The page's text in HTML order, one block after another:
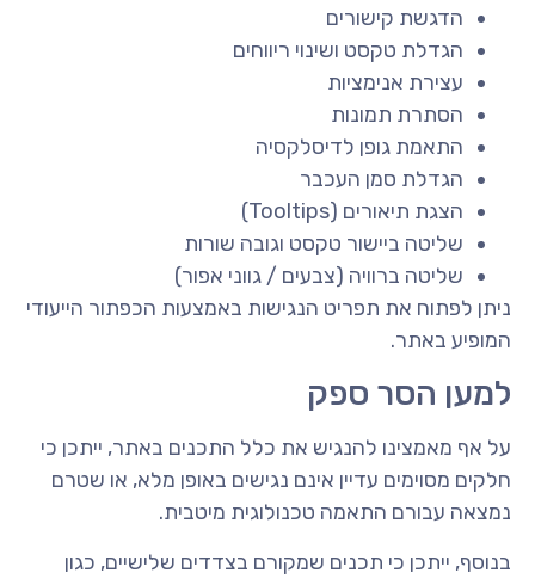
הדגשת קישורים
הגדלת טקסט ושינוי ריווחים
עצירת אנימציות
הסתרת תמונות
התאמת גופן לדיסלקסיה
הגדלת סמן העכבר
הצגת תיאורים (Tooltips)
שליטה ביישור טקסט וגובה שורות
שליטה ברוויה (צבעים / גווני אפור)
ניתן לפתוח את תפריט הנגישות באמצעות הכפתור הייעודי
המופיע באתר.
למען הסר ספק
על אף מאמצינו להנגיש את כלל התכנים באתר, ייתכן כי
חלקים מסוימים עדיין אינם נגישים באופן מלא, או שטרם
נמצאה עבורם התאמה טכנולוגית מיטבית.
בנוסף, ייתכן כי תכנים שמקורם בצדדים שלישיים, כגון